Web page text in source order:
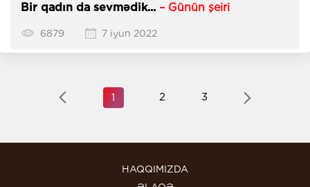
Bir qadın da sevmədik... – Günün şeiri
6879 7 iyun 2022
1 2 3
HAQQIMIZDA